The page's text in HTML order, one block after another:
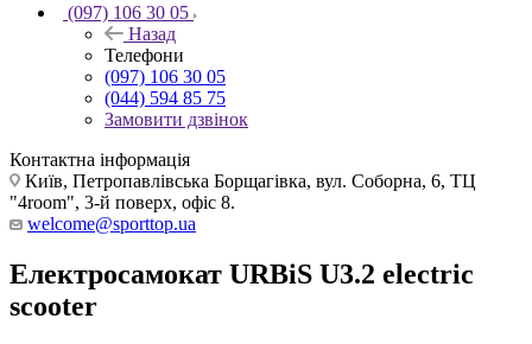
(097) 106 30 05
Назад
Телефони
(097) 106 30 05
(044) 594 85 75
Замовити дзвінок
Контактна інформація
Київ, Петропавлівська Борщагівка, вул. Соборна, 6, ТЦ
"4room", 3-й поверх, офіс 8.
welcome@sporttop.ua
Електросамокат URBiS U3.2 electric
scooter